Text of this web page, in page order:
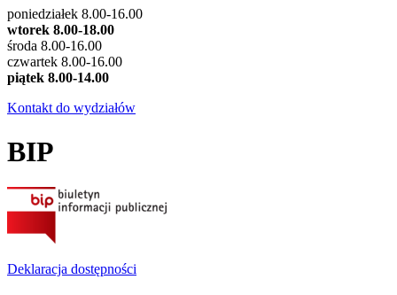
poniedziałek 8.00-16.00
wtorek 8.00-18.00
środa 8.00-16.00
czwartek 8.00-16.00
piątek 8.00-14.00
Kontakt do wydziałów
BIP
Deklaracja dostępności